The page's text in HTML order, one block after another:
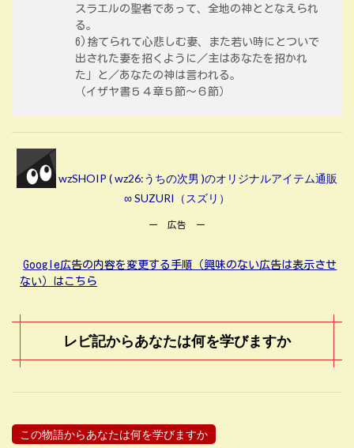
スラエルの聖者であって、全地の神ととなえられ
る。
6)捨てられて心悲しむ妻、また若い時にとついで
出された妻を招くように／主はあなたを招かれ
た」と／あなたの神は言われる。
（イザヤ書５４章５節～６節）
wzSHOIP ( wz26:うちの次男 )のオリジナルアイテム通販
∞ SUZURI（スズリ）
ー 広告 ー
Google広告の内容を変更する手順（興味のない広告は表示させ
ない）はこちら
レビ記からあなたは何を学びますか
この物語からあなたは何を学びますか